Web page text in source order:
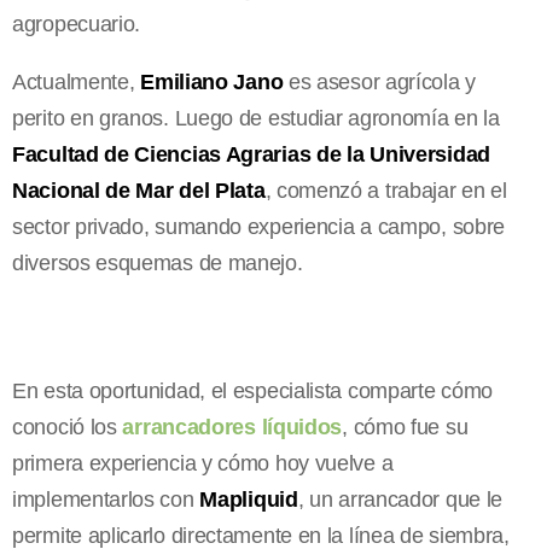
agropecuario.
Actualmente, Emiliano Janoes asesor agrícola y
perito en granos. Luego de estudiar agronomía en la
Facultad de Ciencias Agrarias de la Universidad
Nacional de Mar del Plata, comenzó a trabajar en el
sector privado, sumando experiencia a campo, sobre
diversos esquemas de manejo.
En esta oportunidad, el especialista comparte cómo
conoció losarrancadores líquidos, cómo fue su
primera experiencia y cómo hoy vuelve a
implementarlos con Mapliquid, un arrancador que le
permite aplicarlo directamente en la línea de siembra,